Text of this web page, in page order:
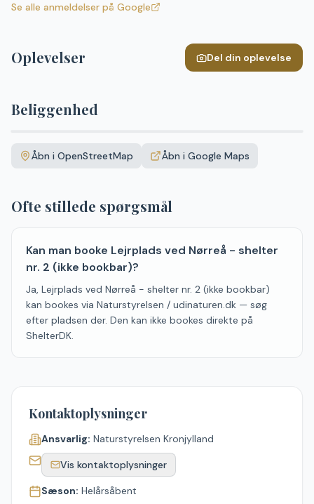
Se alle anmeldelser på Google
Oplevelser Del din oplevelse
Beliggenhed
+Åbn i OpenStreetMap Åbn i Google Maps
Ofte stillede spørgsmål
Kan man booke Lejrplads ved Nørreå - shelter
nr. 2 (ikke bookbar)?
Ja, Lejrplads ved Nørreå - shelter nr. 2 (ikke bookbar)
kan bookes via Naturstyrelsen / udinaturen.dk — søg
efter pladsen der. Den kan ikke bookes direkte på
ShelterDK.
Kontaktoplysninger
Ansvarlig: Naturstyrelsen Kronjylland
Vis kontaktoplysninger
Sæson: Helårsåbent